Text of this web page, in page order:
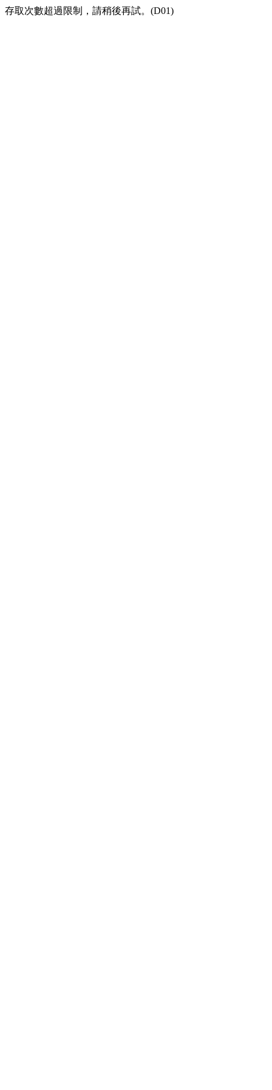
存取次數超過限制，請稍後再試。(D01)